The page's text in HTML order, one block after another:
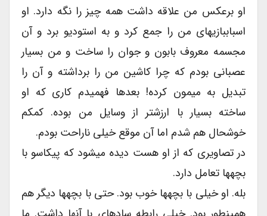
او برعکس من علاقه داشت همه چیز را نگه دارد. او
اسباببازیهای من را جمع کرد و به استودیو برد و آن
مجسمه معروف بابون و جوان را ساخت و من بسیار
عصبانی بودم که چرا کاشین من را برداشته و آن را
تبدیل به میمون کرده! بعدها فهمیدم کاری که او
ساخته بسیار با ارزشتر از وسایل من بوده. کمکم
خوشحال هم شدم اما آن موقع خیلی ناراحت بودم.
در تصاویری که از او هست دیده میشود که پیکاسو با
بچهها تعامل دارد.
بله. او خیلی با بچهها خوب بود. حتی با بچهها دیگر هم